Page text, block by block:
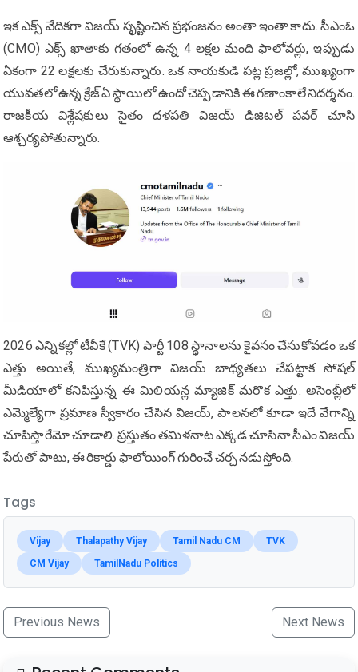
ఇక ఎక్స్ వేదికగా విజయ్ సృష్టించిన ప్రభంజనం అంతా ఇంతా కాదు. సీఎంఓ
(CMO) ఎక్స్ ఖాతాకు గతంలో ఉన్న 4 లక్షల మంది ఫాలోవర్లు, ఇప్పుడు
ఏకంగా 22 లక్షలకు చేరుకున్నారు. ఒక నాయకుడి పట్ల ప్రజల్లో, ముఖ్యంగా
యువతలో ఉన్న క్రేజ్ ఏ స్థాయిలో ఉందో చెప్పడానికి ఈ గణాంకాలే నిదర్శనం.
రాజకీయ విశ్లేషకులు సైతం దళపతి విజయ్ డిజిటల్ పవర్ చూసి
ఆశ్చర్యపోతున్నారు.
2026 ఎన్నికల్లో టీవీకే (TVK) పార్టీ 108 స్థానాలను కైవసం చేసుకోవడం ఒక
ఎత్తు అయితే, ముఖ్యమంత్రిగా విజయ్ బాధ్యతలు చేపట్టాక సోషల్
మీడియాలో కనిపిస్తున్న ఈ మిలియన్ల మ్యాజిక్ మరొక ఎత్తు. అసెంబ్లీలో
ఎమ్మెల్యేగా ప్రమాణ స్వీకారం చేసిన విజయ్, పాలనలో కూడా ఇదే వేగాన్ని
చూపిస్తారేమో చూడాలి. ప్రస్తుతం తమిళనాట ఎక్కడ చూసినా సీఎం విజయ్
పేరుతో పాటు, ఈ రికార్డు ఫాలోయింగ్ గురించే చర్చ నడుస్తోంది.
Tags
Vijay Thalapathy Vijay Tamil Nadu CM
TVK
CM Vijay
TamilNadu Politics
Previous News Next News